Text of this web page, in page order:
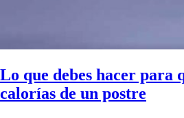
Lo que debes hacer para
calorías de un postre